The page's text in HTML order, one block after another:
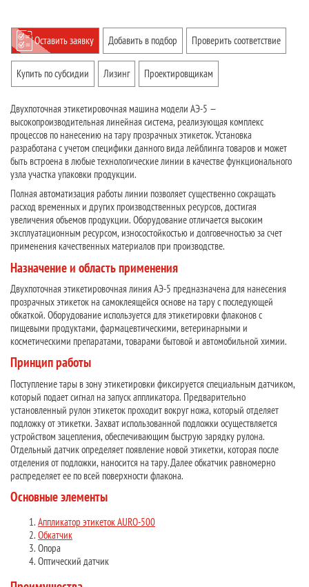
Оставить заявку Добавить в подбор Проверить соответствие
Купить по субсидии Лизинг Проектировщикам
Двухпоточная этикетировочная машина модели АЭ-5 —
высокопроизводительная линейная система, реализующая комплекс
процессов по нанесению на тару прозрачных этикеток. Установка
разработана с учетом специфики данного вида лейблинга товаров и может
быть встроена в любые технологические линии в качестве функционального
узла участка упаковки продукции.
Полная автоматизация работы линии позволяет существенно сокращать
расход временных и других производственных ресурсов, достигая
увеличения объемов продукции. Оборудование отличается высоким
эксплуатационным ресурсом, износостойкостью и долговечностью за счет
применения качественных материалов при производстве.
Назначение и область применения
Двухпоточная этикетировочная линия АЭ-5 предназначена для нанесения
прозрачных этикеток на самоклеящейся основе на тару с последующей
обкаткой. Оборудование используется для этикетировки флаконов с
пищевыми продуктами, фармацевтическими, ветеринарными и
косметическими препаратами, товарами бытовой и автомобильной химии.
Принцип работы
Поступление тары в зону этикетировки фиксируется специальным датчиком,
который подает сигнал на запуск аппликатора. Предварительно
установленный рулон этикеток проходит вокруг ножа, который отделяет
подложку от этикетки. Захват использованной подложки осуществляется
устройством зацепления, обеспечивающим быструю зарядку рулона.
Отдельный датчик определяет появление новой этикетки, которая после
отделения от подложки, наносится на тару. Далее обкатчик равномерно
распределяет ее по всей поверхности флакона.
Основные элементы
Аппликатор этикеток AURO-500
Обкатчик
Опора
Оптический датчик